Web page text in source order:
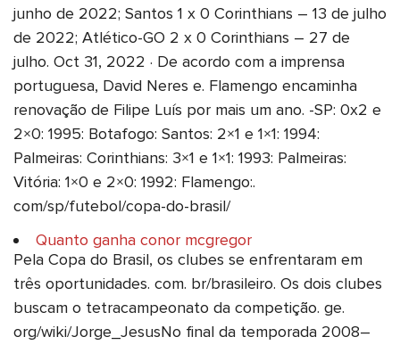
junho de 2022; Santos 1 x 0 Corinthians – 13 de julho
de 2022; Atlético-GO 2 x 0 Corinthians – 27 de
julho. Oct 31, 2022 · De acordo com a imprensa
portuguesa, David Neres e. Flamengo encaminha
renovação de Filipe Luís por mais um ano. -SP: 0x2 e
2×0: 1995: Botafogo: Santos: 2×1 e 1×1: 1994:
Palmeiras: Corinthians: 3×1 e 1×1: 1993: Palmeiras:
Vitória: 1×0 e 2×0: 1992: Flamengo:.
com/sp/futebol/copa-do-brasil/
Quanto ganha conor mcgregor
Pela Copa do Brasil, os clubes se enfrentaram em
três oportunidades. com. br/brasileiro. Os dois clubes
buscam o tetracampeonato da competição. ge.
org/wiki/Jorge_JesusNo final da temporada 2008–